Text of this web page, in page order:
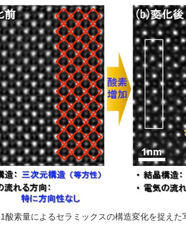
酸素量によるセラミックスの構造変化を捉え